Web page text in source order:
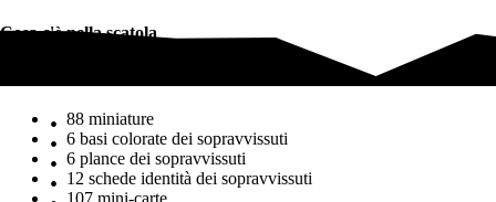
Cosa c'è nella scatola
88 miniature
6 basi colorate dei sopravvissuti
6 plance dei sopravvissuti
12 schede identità dei sopravvissuti